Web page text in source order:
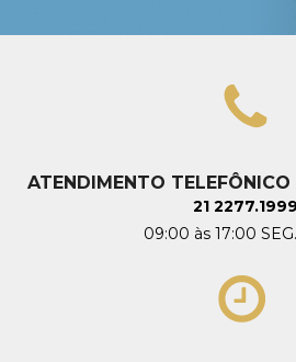
ATENDIMENTO
21 2277.1999
09:00 às 17:00